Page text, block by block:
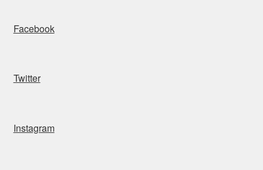
Facebook
Twitter
Instagram